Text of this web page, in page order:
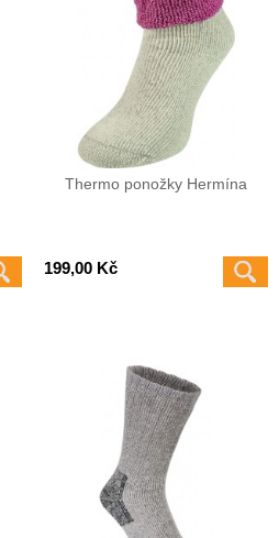
Thermo ponožky Hermína
199,00 Kč